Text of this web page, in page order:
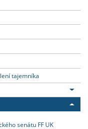
tajemníka
senátu FF UK